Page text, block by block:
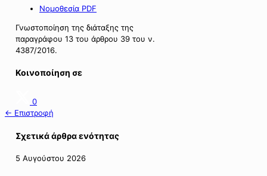
Νομοθεσία PDF
Γνωστοποίηση της διάταξης της
παραγράφου 13 του άρθρου 39 του ν.
4387/2016.
Κοινοποίηση σε
0
← Επιστροφή
Σχετικά άρθρα ενότητας
5 Αυγούστου 2026